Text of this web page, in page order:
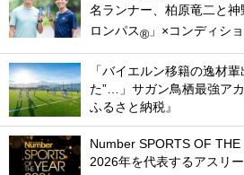
名ランナー、柏原竜二と
ロンパス® 」×コンディシ
「バイエルン移籍の逸材
た”…」サガン鳥栖最強ア
ふるさと納税』
Number SPORTS OF THE
2026年を代表するアスリ